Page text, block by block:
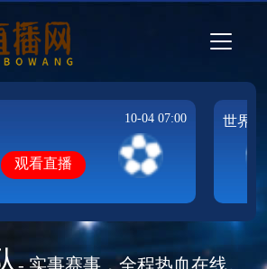
10-04 07:00
观看直播
世界杯
- 实事赛事，全程热血在线。